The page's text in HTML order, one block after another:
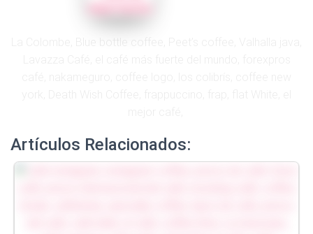
Artículos Relacionados: